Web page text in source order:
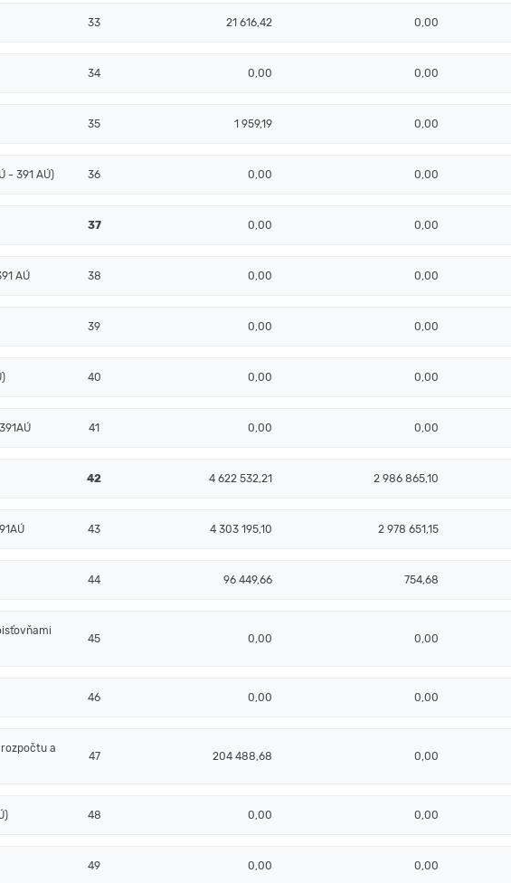
33 21 616,42 0,00
34 0,00 0,00
35 1 959,19 0,00
- 391 AÚ) 36 0,00 0,00
37 0,00 0,00
AÚ 38 0,00 0,00
39 0,00 0,00
40 0,00 0,00
41 0,00 0,00
42 4 622 532,21 2 986 865,10
43 4 303 195,10 2 978 651,15
44 96 449,66 754,68
45 0,00 0,00
46 0,00 0,00
a
47 204 488,68 0,00
48 0,00 0,00
49 0,00 0,00